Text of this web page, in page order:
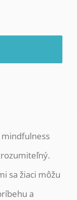
sa žiaci môžu
a